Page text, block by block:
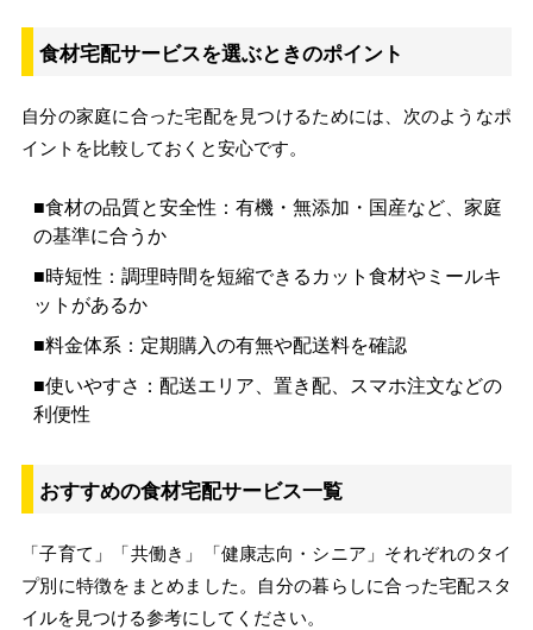
食材宅配サービスを選ぶときのポイント
自分の家庭に合った宅配を見つけるためには、次のようなポ
イントを比較しておくと安心です。
■食材の品質と安全性：有機・無添加・国産など、家庭
の基準に合うか
■時短性：調理時間を短縮できるカット食材やミールキ
ットがあるか
■料金体系：定期購入の有無や配送料を確認
■使いやすさ：配送エリア、置き配、スマホ注文などの
利便性
おすすめの食材宅配サービス一覧
「子育て」「共働き」「健康志向・シニア」それぞれのタイ
プ別に特徴をまとめました。自分の暮らしに合った宅配スタ
イルを見つける参考にしてください。